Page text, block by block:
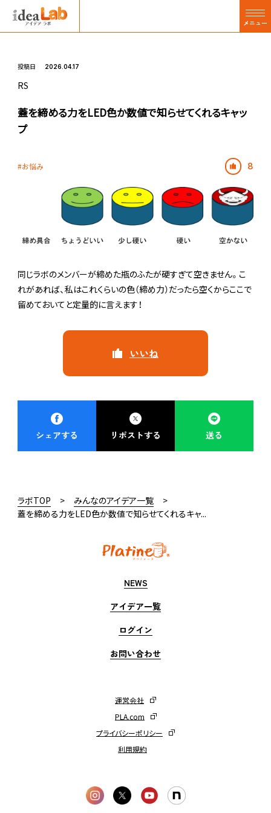
メニュー
Platine TOP
はじめての方はこちら
お問い合わせ
PLA.com
プライバシーポリシー
投稿日 2026.04.17
RS
蓋を締める力をLED色か数値で知らせてくれるキャッ
プ
お悩み 8
同じラボのメンバーが締めた瓶のふたが硬すぎて空きません。こ
れがあれば、私はこれくらいの色（締め力）だったら空くからここで
留めておいてと定量的に言えます！
いいね
シェアする リポストする 送る
ラボTOP
みんなのアイデア一覧
蓋を締める力をLED色か数値で知らせてくれるキャ...
NEWS
アイデア一覧
ログイン
お問い合わせ
運営会社
PLA.com
プライバシーポリシー
利用規約